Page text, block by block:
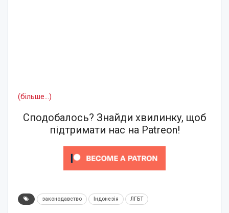
(більше…)
Сподобалось? Знайди хвилинку, щоб
підтримати нас на Patreon!
законодавство Індонезія ЛГБТ